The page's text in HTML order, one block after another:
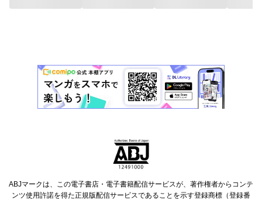
ABJマークは、この電子書店・電子書籍配信サービスが、著作権者からコンテ
ンツ使用許諾を得た正規版配信サービスであることを示す登録商標（登録番